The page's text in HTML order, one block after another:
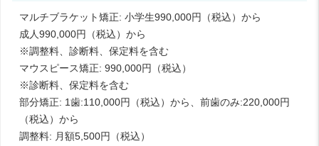
マルチブラケット矯正: 小学生990,000円（税込）から
成人990,000円（税込）から
※調整料、診断料、保定料を含む
マウスピース矯正: 990,000円（税込）
※診断料、保定料を含む
部分矯正: 1歯:110,000円（税込）から、前歯のみ:220,000円
（税込）から
調整料: 月額5,500円（税込）